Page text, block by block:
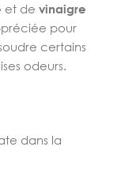
et de vinaigre
pour
certains
odeurs.
dans la